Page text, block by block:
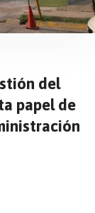
del
papel de